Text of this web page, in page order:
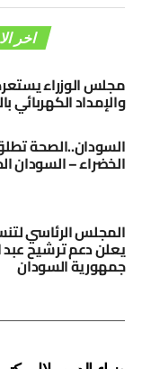
وأكد المجلس
التنسيقية الرامية
السوداني، بما
جديدة من الأمن
اخر
مجلس الوزراء
والإمداد الكهربائي
السودان..الصحة
الخضراء – السودان
المجلس الرئاسي
يعلن دعم ترشيح عبد
جمهورية السودان